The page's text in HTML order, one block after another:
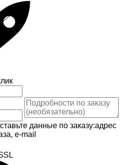
данные по заказу:адрес
e-mail